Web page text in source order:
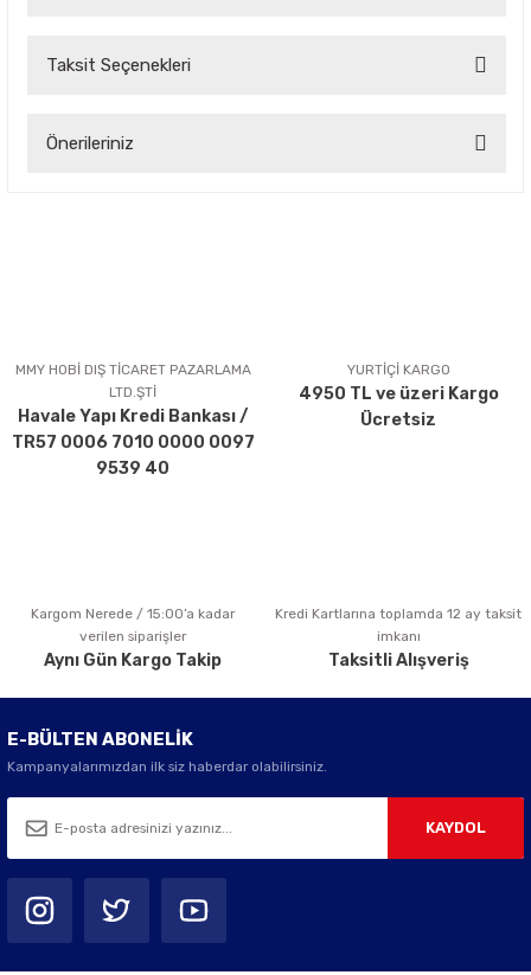
Taksit Seçenekleri
Önerileriniz
Ürün açıklamasında eksik bilgiler bulunuyor.
Ürün bilgilerinde hatalar bulunuyor.
Ürün fiyatı diğer sitelerden daha pahalı.
Bu ürüne benzer farklı alternatifler olmalı.
Gönder
MMY HOBİ DIŞ TİCARET PAZARLAMA
LTD.ŞTİ
Havale Yapı Kredi Bankası /
TR57 0006 7010 0000 0097
9539 40
YURTİÇİ KARGO
4950 TL ve üzeri Kargo
Ücretsiz
Kargom Nerede / 15:00’a kadar
verilen siparişler
Aynı Gün Kargo Takip
Kredi Kartlarına toplamda 12 ay taksit
imkanı
Taksitli Alışveriş
E-BÜLTEN ABONELİK
Kampanyalarımızdan ilk siz haberdar olabilirsiniz.
KAYDOL